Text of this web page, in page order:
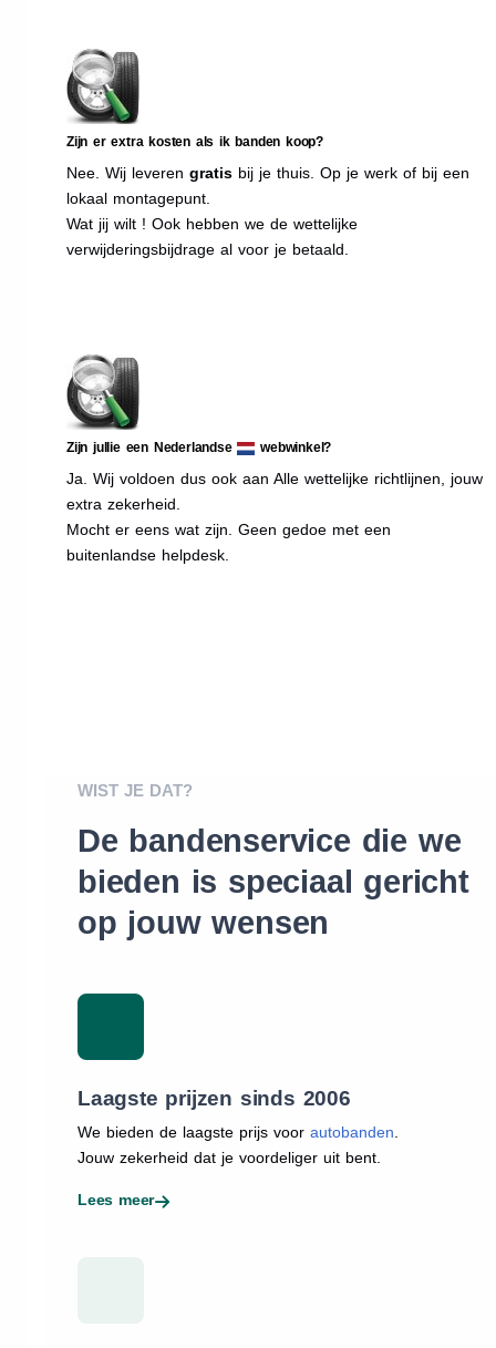
Zijn er extra kosten als ik banden koop?
Nee. Wij leveren gratis bij je thuis. Op je werk of bij een
lokaal montagepunt.
Wat jij wilt ! Ook hebben we de wettelijke
verwijderingsbijdrage al voor je betaald.
Zijn jullie een Nederlandse webwinkel?
Ja. Wij voldoen dus ook aan Alle wettelijke richtlijnen, jouw
extra zekerheid.
Mocht er eens wat zijn. Geen gedoe met een
buitenlandse helpdesk.
WIST JE DAT?
De bandenservice die we
bieden is speciaal gericht
op jouw wensen
Laagste prijzen sinds 2006
We bieden de laagste prijs voor autobanden
Jouw zekerheid dat je voordeliger uit bent.
Lees meer